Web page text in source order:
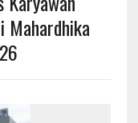
Mahardhika